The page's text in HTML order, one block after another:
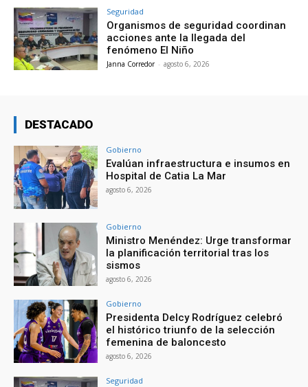
Seguridad
Organismos de seguridad coordinan
acciones ante la llegada del
fenómeno El Niño
Janna Corredor - agosto 6, 2026
DESTACADO
Gobierno
Evalúan infraestructura e insumos en
Hospital de Catia La Mar
agosto 6, 2026
Gobierno
Ministro Menéndez: Urge transformar
la planificación territorial tras los
sismos
agosto 6, 2026
Gobierno
Presidenta Delcy Rodríguez celebró
el histórico triunfo de la selección
femenina de baloncesto
agosto 6, 2026
Seguridad